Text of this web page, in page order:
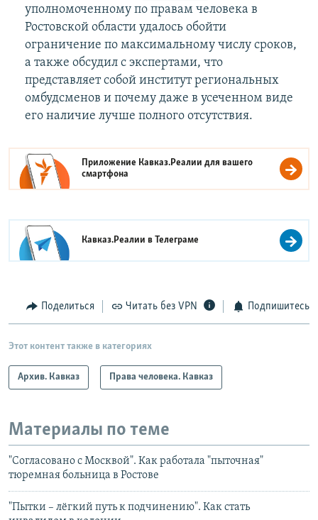
уполномоченному по правам человека в
Ростовской области удалось обойти
ограничение по максимальному числу сроков,
а также обсудил с экспертами, что
представляет собой институт региональных
омбудсменов и почему даже в усеченном виде
его наличие лучше полного отсутствия.
Приложение Кавказ.Реалии для вашего
смартфона
Кавказ.Реалии вТелеграме
Поделиться Читать без VPN Подпишитесь
Этот контент также в категориях
Архив. Кавказ Права человека. Кавказ
Материалы по теме
"Согласовано с Москвой". Как работала "пыточная"
тюремная больница в Ростове
"Пытки – лёгкий путь к подчинению". Как стать